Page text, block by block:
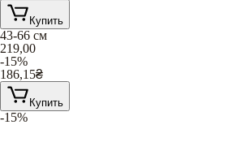
Купить
43-66 см
219,00
-15%
186,15₴
Купить
-15%